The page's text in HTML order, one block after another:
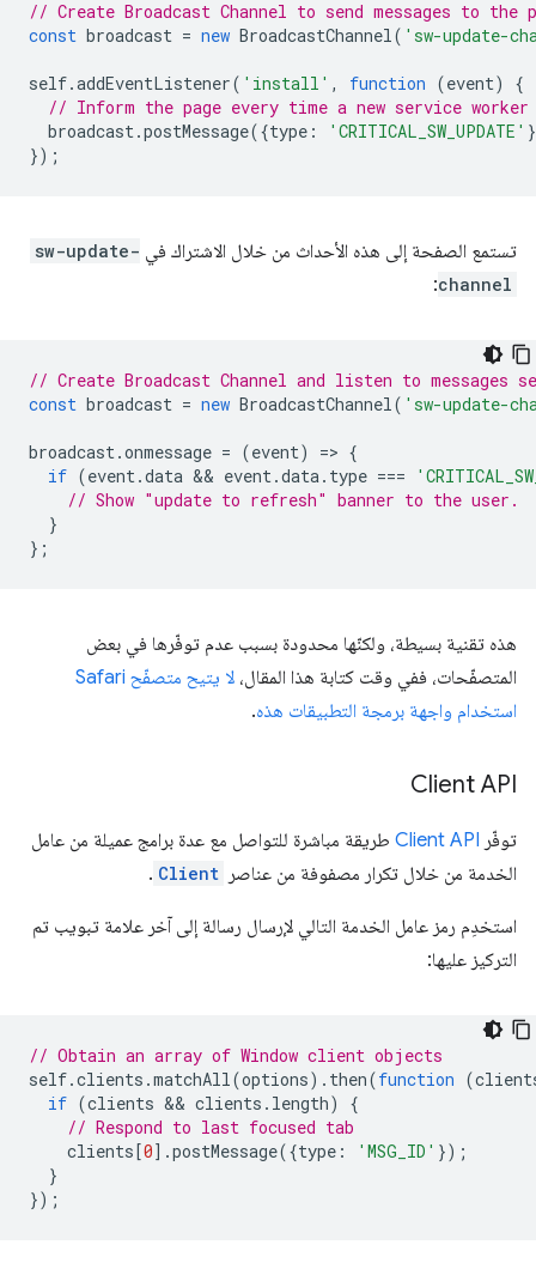
// Create Broadcast Channel to send messages to the
const broadcast = new BroadcastChannel( 'sw-update-
self.addEventListener( 'install' , function (event)
{
// Inform the page every time a new service
broadcast.postMessage({type : 'CRITICAL_SW_UPDATE'
});
تستمع الصفحة إلى هذه الأحداث من خلال الاشتراك في sw-update-
channel
:
// Create Broadcast Channel and listen to messages
const broadcast = new BroadcastChannel( 'sw-update-
broadcast.onmessage = (event) => {
if (event.data && event.data. type ===
// Show "update to refresh" banner to the user.
}
};
هذه تقنية بسيطة، ولكنّها محدودة بسبب عدم توفّرها في بعض
المتصفّحات، ففي وقت كتابة هذا المقال،
لا يتيح متصفّح Safari
استخدام واجهة برمجة التطبيقات هذه.
Client API
توفّر Client API طريقة مباشرة للتواصل مع عدة برامج عميلة من عامل
الخدمة من خلال تكرار مصفوفة من عناصر Client
.
استخدِم رمز عامل الخدمة التالي لإرسال رسالة إلى آخر علامة تبويب تم
التركيز عليها:
// Obtain an array of Window client objects
self.clients .matchAll(options). then(function (
if (clients && clients . length)
{
// Respond to last focused tab
clients [0].postMessage({type : 'MSG_ID' });
}
});